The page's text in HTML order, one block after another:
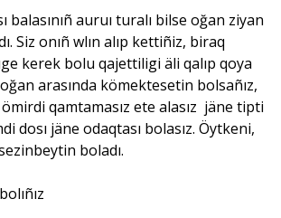
auruı turalı bilse oğan ziyan
Siz onıñ wlın alıp kettiñiz, biraq
kerek bolu qajettiligi äli qalıp qoya
arasında kömektesetin bolsañız,
qamtamasız ete alasız jäne tipti
dosı jäne odaqtası bolasız. Öytkeni,
boladı.